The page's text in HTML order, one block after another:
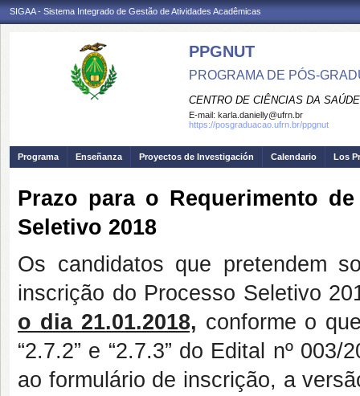
SIGAA - Sistema Integrado de Gestão de Atividades Acadêmicas
PPGNUT
PROGRAMA DE PÓS-
CENTRO DE CIÊNCIAS DA SAÚDE
E-mail: karla.danielly@ufrn.br
https://posgraduacao.ufrn.br/ppgnut
Programa Enseñanza Proyectos de Investigación Calendario Los
Prazo para o Requerimento
Seletivo 2018
Os candidatos que pretendem
inscrição do Processo Seletivo
o dia 21.01.2018, conforme o
“2.7.2” e “2.7.3” do Edital nº
ao formulário de inscrição, a